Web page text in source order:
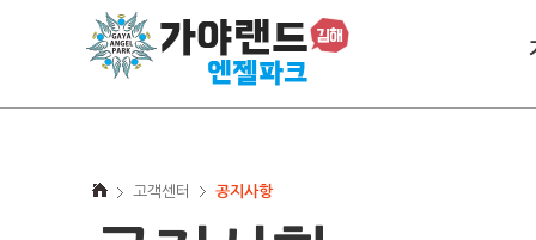
고객센터 공지사항